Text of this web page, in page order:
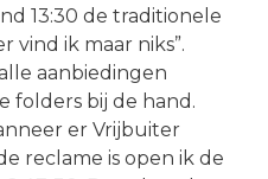
13:30 de traditionele
vind ik maar niks”.
aanbiedingen
folders bij de hand.
er Vrijbuiter
reclame is open ik de